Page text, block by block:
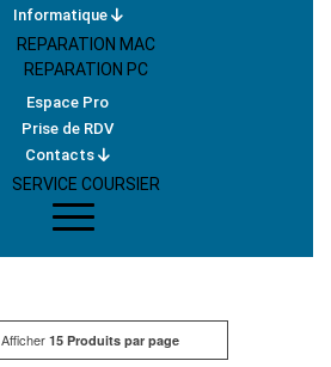
Informatique
REPARATION MAC
REPARATION PC
Espace Pro
Prise de RDV
Contacts
SERVICE COURSIER
Afficher 15 Produits par page